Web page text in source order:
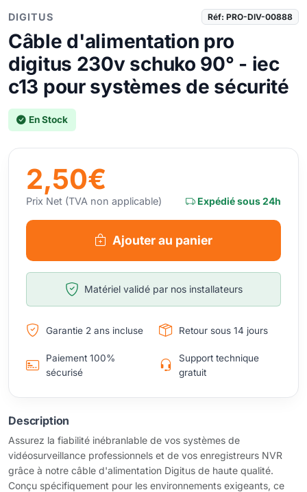
DIGITUS Réf: PRO-DIV-00888
Câble d'alimentation pro
digitus 230v schuko 90° - iec
c13 pour systèmes de sécurité
En Stock
2,50€
Prix Net (TVA non applicable) Expédié sous 24h
Ajouter au panier
Matériel validé par nos installateurs
Garantie 2 ans incluse Retour sous 14 jours
Paiement 100%
sécurisé
Support technique
gratuit
Description
Assurez la fiabilité inébranlable de vos systèmes de
vidéosurveillance professionnels et de vos enregistreurs NVR
grâce à notre câble d'alimentation Digitus de haute qualité.
Conçu spécifiquement pour les environnements exigeants, ce